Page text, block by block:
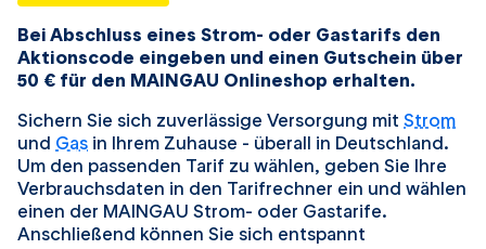
Bei Abschluss eines Strom- oder Gastarifs den
Aktionscode eingeben und einen Gutschein über
50 € für den MAINGAU Onlineshop erhalten.
Sichern Sie sich zuverlässige Versorgung mit Strom
und Gas in Ihrem Zuhause - überall in Deutschland.
Um den passenden Tarif zu wählen, geben Sie Ihre
Verbrauchsdaten in den Tarifrechner ein und wählen
einen der MAINGAU Strom- oder Gastarife.
Anschließend können Sie sich entspannt